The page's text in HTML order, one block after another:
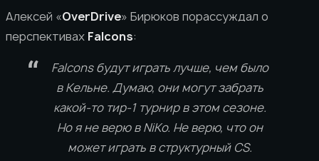
Алексей «OverDrive» Бирюков порассуждал о
перспективах Falcons:
Falcons будут играть лучше, чем было
в Кельне. Думаю, они могут забрать
какой-то тир-1 турнир в этом сезоне.
Но я не верю в NiKo. Не верю, что он
может играть в структурный CS.